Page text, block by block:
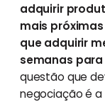
adquirir
mais
que adquirir
semanas
questão que
negociação é a